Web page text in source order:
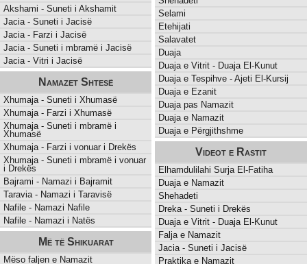
Akshami - Suneti i Akshamit
Jacia - Suneti i Jacisë
Jacia - Farzi i Jacisë
Jacia - Suneti i mbramë i Jacisë
Jacia - Vitri i Jacisë
Namazet Shtesë
Xhumaja - Suneti i Xhumasë
Xhumaja - Farzi i Xhumasë
Xhumaja - Suneti i mbramë i
Xhumasë
Xhumaja - Farzi i vonuar i Drekës
Xhumaja - Suneti i mbramë i vonuar
i Drekës
Bajrami - Namazi i Bajramit
Taravia - Namazi i Taravisë
Nafile - Namazi Nafile
Nafile - Namazi i Natës
Më të Shikuarat
Mëso faljen e Namazit
Selami
Etehijati
Salavatet
Duaja
Duaja e Vitrit - Duaja El-Kunut
Duaja e Tespihve - Ajeti El-Kursij
Duaja e Ezanit
Duaja pas Namazit
Duaja e Namazit
Duaja e Përgjithshme
Videot e Rastit
Elhamdulilahi Surja El-Fatiha
Duaja e Namazit
Shehadeti
Dreka - Suneti i Drekës
Duaja e Vitrit - Duaja El-Kunut
Falja e Namazit
Jacia - Suneti i Jacisë
Praktika e Namazit